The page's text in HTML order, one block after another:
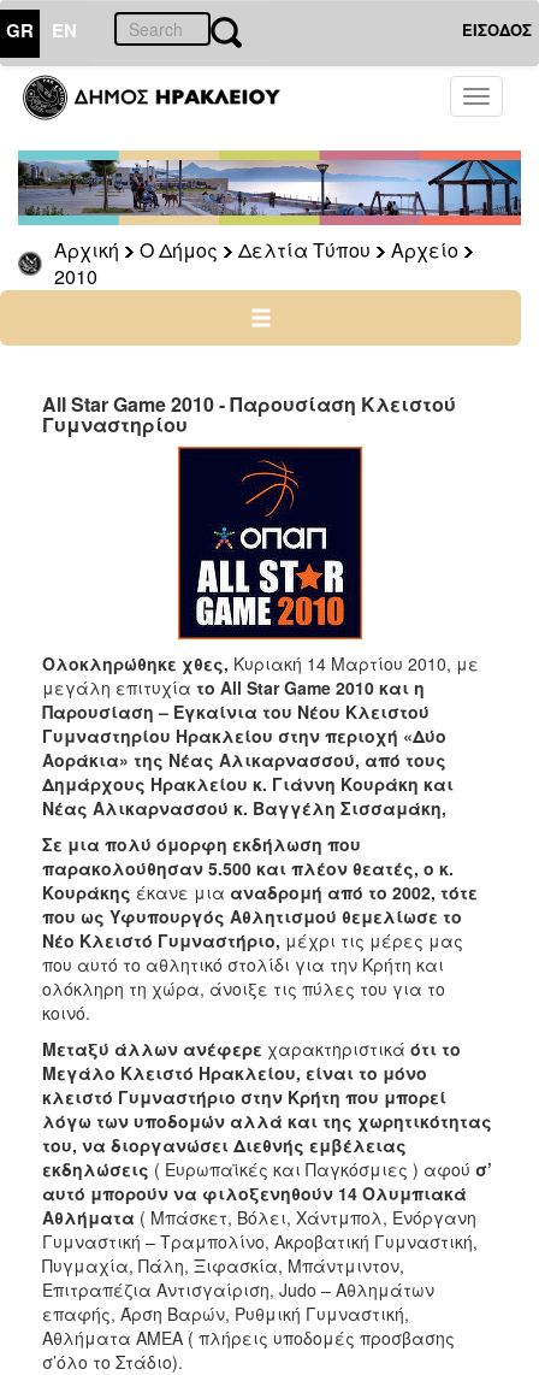
GR EN ΕΙΣΟΔΟΣ
Toggle
Αρχική Ο Δήμος Δελτία Τύπου
Αρχείο
2010
ΔΗΜΟΣ
Δελτία
Τύπου
Αρχείο
2026
2025
2022
2021
2013
2012
2011
2010
ΤΟΠΟΣ
ΠΟΛΙΤΙΣΜΟΣ
ΑΝΘΕΚΤΙΚΗ
ΠΟΛΗ
All Star Game 2010 - Παρουσίαση Κλειστού
Γυμναστηρίου
Ολοκληρώθηκε χθες, Κυριακή 14 Μαρτίου 2010, με
μεγάλη επιτυχία το All Star Game 2010 και η
Παρουσίαση – Εγκαίνια του Νέου Κλειστού
Γυμναστηρίου Ηρακλείου στην περιοχή «Δύο
Αοράκια» της Νέας Αλικαρνασσού, από τους
Δημάρχους Ηρακλείου κ. Γιάννη Κουράκη και
Νέας Αλικαρνασσού κ. Βαγγέλη Σισσαμάκη,
Σε μια πολύ όμορφη εκδήλωση που
παρακολούθησαν 5.500 και πλέον θεατές, ο κ.
Κουράκης έκανε μια αναδρομή από το 2002, τότε
που ως Υφυπουργός Αθλητισμού θεμελίωσε το
Νέο Κλειστό Γυμναστήριο, μέχρι τις μέρες μας
που αυτό το αθλητικό στολίδι για την Κρήτη και
ολόκληρη τη χώρα, άνοιξε τις πύλες του για το
κοινό.
Μεταξύ άλλων ανέφερε χαρακτηριστικά ότι το
Μεγάλο Κλειστό Ηρακλείου, είναι το μόνο
κλειστό Γυμναστήριο στην Κρήτη που μπορεί
λόγω των υποδομών αλλά και της χωρητικότητας
του, να διοργανώσει Διεθνής εμβέλειας
εκδηλώσεις ( Ευρωπαϊκές και Παγκόσμιες ) αφού σ’
αυτό μπορούν να φιλοξενηθούν 14 Ολυμπιακά
Αθλήματα ( Μπάσκετ, Βόλει, Χάντμπολ, Ενόργανη
Γυμναστική – Τραμπολίνο, Ακροβατική Γυμναστική,
Πυγμαχία, Πάλη, Ξιφασκία, Μπάντμιντον,
Επιτραπέζια Αντισγαίριση, Judo – Αθλημάτων
επαφής, Άρση Βαρών, Ρυθμική Γυμναστική,
Αθλήματα ΑΜΕΑ ( πλήρεις υποδομές προσβασης
σ’όλο το Στάδιο).